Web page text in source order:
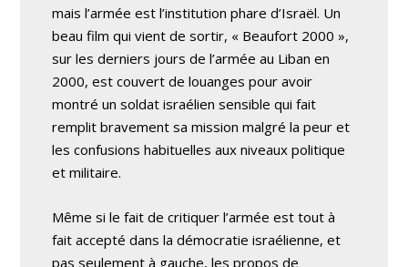
mais l’armée est l’institution phare d’Israël. Un
beau film qui vient de sortir, « Beaufort 2000 »,
sur les derniers jours de l’armée au Liban en
2000, est couvert de louanges pour avoir
montré un soldat israélien sensible qui fait
remplit bravement sa mission malgré la peur et
les confusions habituelles aux niveaux politique
et militaire.
Même si le fait de critiquer l’armée est tout à
fait accepté dans la démocratie israélienne, et
pas seulement à gauche, les propos de